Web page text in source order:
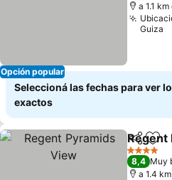
Opción popular
a 1.1
Guiza
Seleccioná las fechas para ver
exactos
Regent
4 Estrellas
8,4 Muy
a 1.4